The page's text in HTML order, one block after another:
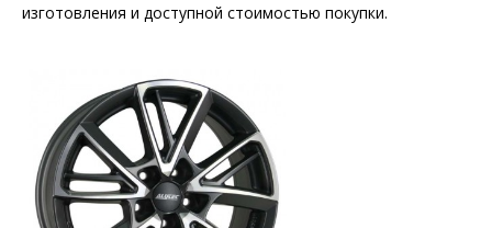
изготовления и доступной стоимостью покупки.